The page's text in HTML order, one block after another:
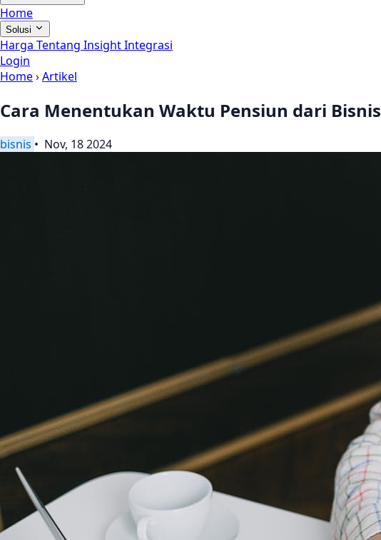
Home
Solusi
Harga Tentang InsightIntegrasi
Login
Home›Artikel
Cara Menentukan Waktu Pensiun dari Bisnis
bisnis • Nov, 18 2024